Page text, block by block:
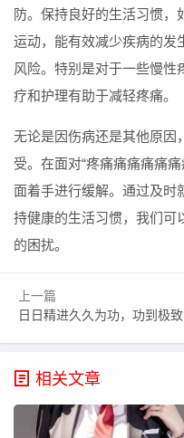
防。保持良好的生活习惯，
运动，能有效减少疾病的发
风险。特别是对于一些慢性
疗和护理有助于减轻疼痛。
无论是因伤病还是其他原因
受。在面对“疼痛痛痛痛痛
面着手进行缓解。通过及时
持健康的生活习惯，我们可
的困扰。
上一篇
日日精进久久为功，功到极致方显何字之妙？
相关文章